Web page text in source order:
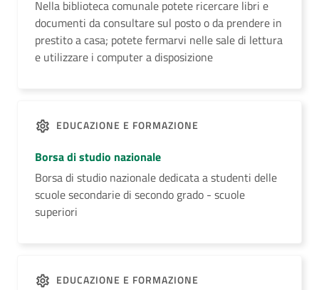
Nella biblioteca comunale potete ricercare libri e
documenti da consultare sul posto o da prendere in
prestito a casa; potete fermarvi nelle sale di lettura
e utilizzare i computer a disposizione
EDUCAZIONE E FORMAZIONE
Borsa di studio nazionale
Borsa di studio nazionale dedicata a studenti delle
scuole secondarie di secondo grado - scuole
superiori
EDUCAZIONE E FORMAZIONE